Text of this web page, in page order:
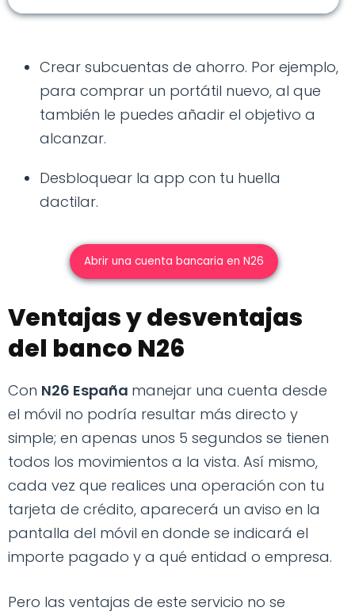
Crear subcuentas de ahorro. Por ejemplo,
para comprar un portátil nuevo, al que
también le puedes añadir el objetivo a
alcanzar.
Desbloquear la app con tu huella
dactilar.
Abrir una cuenta bancaria en N26
Ventajas y desventajas
del banco N26
Con N26 España manejar una cuenta desde
el móvil no podría resultar más directo y
simple; en apenas unos 5 segundos se tienen
todos los movimientos a la vista. Así mismo,
cada vez que realices una operación con tu
tarjeta de crédito, aparecerá un aviso en la
pantalla del móvil en donde se indicará el
importe pagado y a qué entidad o empresa.
Pero las ventajas de este servicio no se